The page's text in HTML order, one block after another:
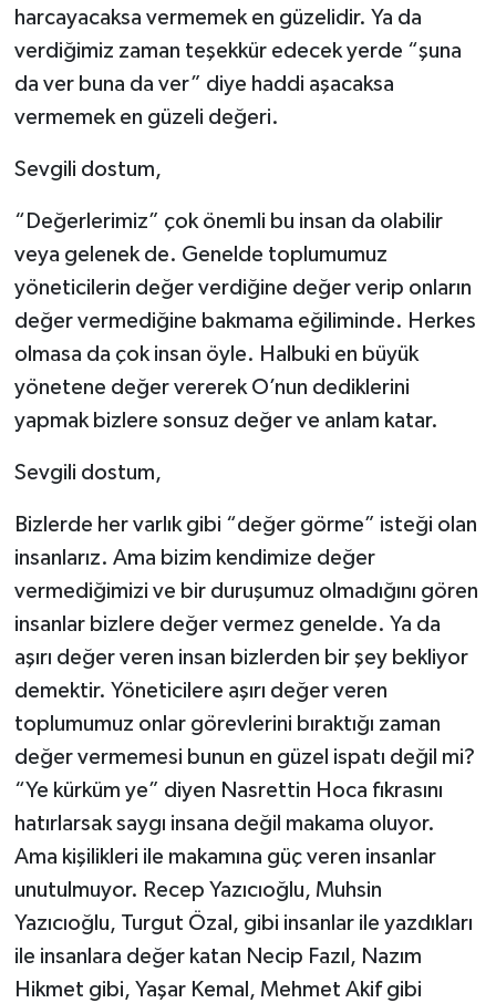
harcayacaksa vermemek en güzelidir. Ya da
verdiğimiz zaman teşekkür edecek yerde “şuna
da ver buna da ver” diye haddi aşacaksa
vermemek en güzeli değeri.
Sevgili dostum,
“Değerlerimiz” çok önemli bu insan da olabilir
veya gelenek de. Genelde toplumumuz
yöneticilerin değer verdiğine değer verip onların
değer vermediğine bakmama eğiliminde. Herkes
olmasa da çok insan öyle. Halbuki en büyük
yönetene değer vererek O’nun dediklerini
yapmak bizlere sonsuz değer ve anlam katar.
Sevgili dostum,
Bizlerde her varlık gibi “değer görme” isteği olan
insanlarız. Ama bizim kendimize değer
vermediğimizi ve bir duruşumuz olmadığını gören
insanlar bizlere değer vermez genelde. Ya da
aşırı değer veren insan bizlerden bir şey bekliyor
demektir. Yöneticilere aşırı değer veren
toplumumuz onlar görevlerini bıraktığı zaman
değer vermemesi bunun en güzel ispatı değil mi?
“Ye kürküm ye” diyen Nasrettin Hoca fıkrasını
hatırlarsak saygı insana değil makama oluyor.
Ama kişilikleri ile makamına güç veren insanlar
unutulmuyor. Recep Yazıcıoğlu, Muhsin
Yazıcıoğlu, Turgut Özal, gibi insanlar ile yazdıkları
ile insanlara değer katan Necip Fazıl, Nazım
Hikmet gibi, Yaşar Kemal, Mehmet Akif gibi